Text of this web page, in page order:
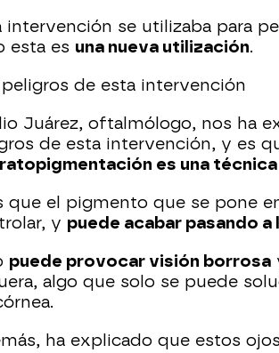
intervención se utilizaba para
esta es una nueva utilización.
de esta intervención
Juárez, oftalmólogo, nos ha
de esta intervención, y es
es una
que el pigmento que se pone
y puede acabar pasando a
puede provocar visión borrosa
algo que solo se puede
ha explicado que estos